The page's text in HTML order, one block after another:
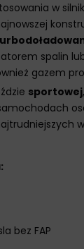
w
spalin
gazem
sportowej,
bez FAP